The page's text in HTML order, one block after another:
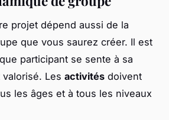
projet dépend aussi de la
que vous saurez créer. Il est
participant se sente à sa
Les activités doivent
les âges et à tous les niveaux